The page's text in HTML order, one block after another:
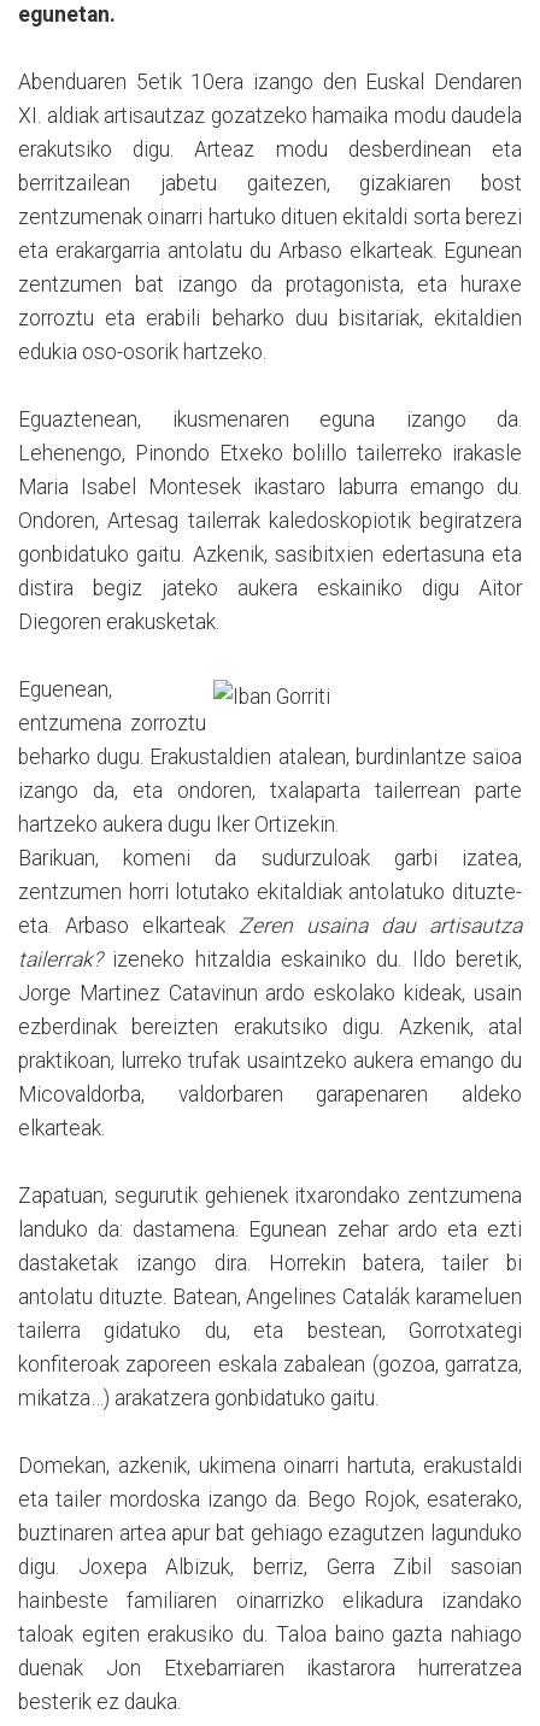
egunetan.
Abenduaren 5etik 10era izango den Euskal Dendaren
XI. aldiak artisautzaz gozatzeko hamaika modu daudela
erakutsiko digu. Arteaz modu desberdinean eta
berritzailean jabetu gaitezen, gizakiaren bost
zentzumenak oinarri hartuko dituen ekitaldi sorta berezi
eta erakargarria antolatu du Arbaso elkarteak. Egunean
zentzumen bat izango da protagonista, eta huraxe
zorroztu eta erabili beharko duu bisitariak, ekitaldien
edukia oso-osorik hartzeko.
Eguaztenean, ikusmenaren eguna izango da.
Lehenengo, Pinondo Etxeko bolillo tailerreko irakasle
Maria Isabel Montesek ikastaro laburra emango du.
Ondoren, Artesag tailerrak kaledoskopiotik begiratzera
gonbidatuko gaitu. Azkenik, sasibitxien edertasuna eta
distira begiz jateko aukera eskainiko digu Aitor
Diegoren erakusketak.
Eguenean,
entzumena zorroztu
beharko dugu. Erakustaldien atalean, burdinlantze saioa
izango da, eta ondoren, txalaparta tailerrean parte
hartzeko aukera dugu Iker Ortizekin.
Barikuan, komeni da sudurzuloak garbi izatea,
zentzumen horri lotutako ekitaldiak antolatuko dituzte-
eta. Arbaso elkarteak Zeren usaina dau artisautza
tailerrak?izeneko hitzaldia eskainiko du. Ildo beretik,
Jorge Martinez Catavinun ardo eskolako kideak, usain
ezberdinak bereizten erakutsiko digu. Azkenik, atal
praktikoan, lurreko trufak usaintzeko aukera emango du
Micovaldorba, valdorbaren garapenaren aldeko
elkarteak.
Zapatuan, segurutik gehienek itxarondako zentzumena
landuko da: dastamena. Egunean zehar ardo eta ezti
dastaketak izango dira. Horrekin batera, tailer bi
antolatu dituzte. Batean, Angelines Catalák karameluen
tailerra gidatuko du, eta bestean, Gorrotxategi
konfiteroak zaporeen eskala zabalean (gozoa, garratza,
mikatza…) arakatzera gonbidatuko gaitu.
Domekan, azkenik, ukimena oinarri hartuta, erakustaldi
eta tailer mordoska izango da. Bego Rojok, esaterako,
buztinaren artea apur bat gehiago ezagutzen lagunduko
digu. Joxepa Albizuk, berriz, Gerra Zibil sasoian
hainbeste familiaren oinarrizko elikadura izandako
taloak egiten erakusiko du. Taloa baino gazta nahiago
duenak Jon Etxebarriaren ikastarora hurreratzea
besterik ez dauka.